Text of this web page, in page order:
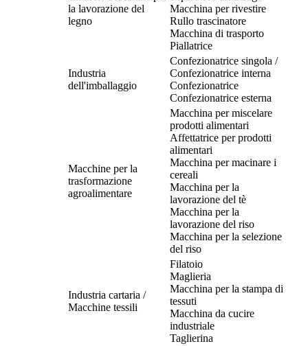
la lavorazione del
legno
Macchina per rivestire
Rullo trascinatore
Macchina di trasporto
Piallatrice
Industria
dell'imballaggio
Confezionatrice singola /
Confezionatrice interna
Confezionatrice
Confezionatrice esterna
Macchine per la
trasformazione
agroalimentare
Macchina per miscelare
prodotti alimentari
Affettatrice per prodotti
alimentari
Macchina per macinare i
cereali
Macchina per la
lavorazione del tè
Macchina per la
lavorazione del riso
Macchina per la selezione
del riso
Industria cartaria /
Macchine tessili
Filatoio
Maglieria
Macchina per la stampa di
tessuti
Macchina da cucire
industriale
Taglierina